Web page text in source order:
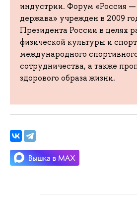
индустрии. Форум «Россия —
держава» учрежден в 2009
Президента России в целях
физической культуры и
международного
сотрудничества, а также
здорового образа жизни.